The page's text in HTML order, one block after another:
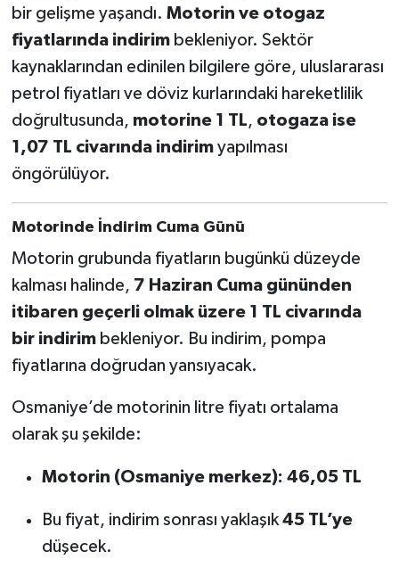
bir gelişme yaşandı. Motorin ve otogaz
fiyatlarında indirimbekleniyor. Sektör
kaynaklarından edinilen bilgilere göre, uluslararası
petrol fiyatları ve döviz kurlarındaki hareketlilik
doğrultusunda, motorine 1 TL, otogaza ise
1,07 TL civarında indirimyapılması
öngörülüyor.
Motorinde İndirim Cuma Günü
Motorin grubunda fiyatların bugünkü düzeyde
kalması halinde, 7 Haziran Cuma gününden
itibaren geçerli olmak üzere 1 TL civarında
bir indirimbekleniyor. Bu indirim, pompa
fiyatlarına doğrudan yansıyacak.
Osmaniye’de motorinin litre fiyatı ortalama
olarak şu şekilde:
Motorin (Osmaniye merkez): 46,05 TL
Bu fiyat, indirim sonrası yaklaşık 45 TL’ye
düşecek.